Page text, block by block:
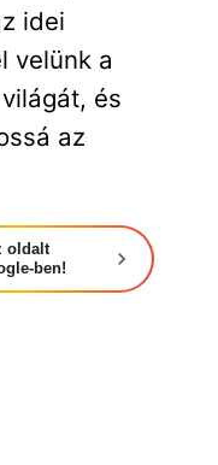
idei
velünk a
és
az
oldalt
ben!